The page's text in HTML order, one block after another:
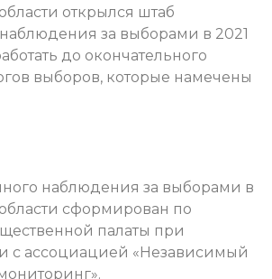
открылся штаб
за выборами в 2021
до окончательного
выборов, которые намечены
наблюдения за выборами в
сформирован по
палаты при
с ассоциацией «Независимый